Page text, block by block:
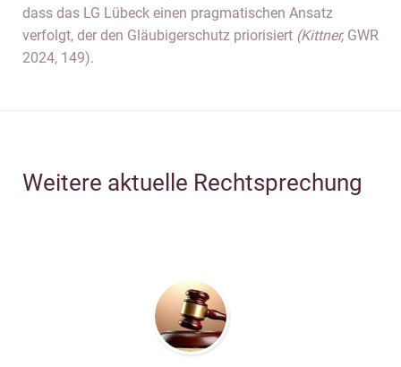
dass das LG Lübeck einen pragmatischen Ansatz
verfolgt, der den Gläubigerschutz priorisiert (Kittner, GWR
2024, 149).
Weitere aktuelle Rechtsprechung